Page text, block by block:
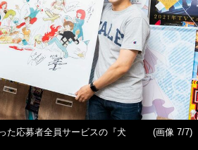
た応募者全員サービスの『犬
(画像 7/7)